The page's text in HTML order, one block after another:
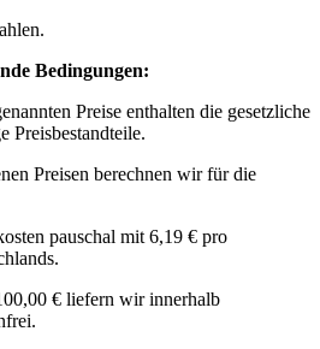
Bedingungen:
Preise enthalten die gesetzliche
Preisbestandteile.
Preisen berechnen wir für die
pauschal mit 6,19 € pro
€ liefern wir innerhalb